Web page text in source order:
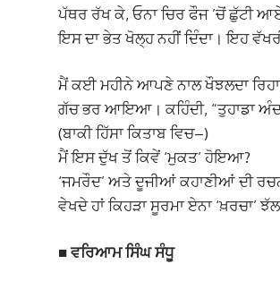
ਪੱਥਰ ਰੱਖ ਕੇ, ਓਨਾ ਚਿਰ ਫੌਜ ’ਚੋਂ ਛੁੱਟੀ
ਇਸ ਦਾ ਭੇਤ ਖੋਲ੍ਹ ਨਹੀਂ ਦਿੰਦਾ। ਇਹ
ਮੈਂ ਕਈ ਮਹੀਨੇ ਆਪਣੇ ਨਾਲ ਖੌਝਲਦਾ
ਗੱਚ ਭਰ ਆਇਆ। ਕਹਿੰਦੀ, “ਤੁਹਾਡਾ ਅੰਦਰ
(ਬਾਕੀ ਹਿੱਸਾ ਕਿਤਾਬ ਵਿਚ–)
ਮੈਂ ਇਸ ਦੁੱਖ ਤੋਂ ਕਿਵੇਂ ‘ਮੁਕਤ’ ਹੋਇਆ?
‘ਜਮਰੌਦ’ ਅਤੇ ਦੂਜੀਆਂ ਕਹਾਣੀਆਂ ਦੀ
ਵੇਖਦੇ ਹਾਂ ਕਿਹੜਾ ਸੂਰਮਾ ਏਨਾ ‘ਖ਼ਰਚਾ’
■ ਵਰਿਆਮ ਸਿੰਘ ਸੰਧੂ